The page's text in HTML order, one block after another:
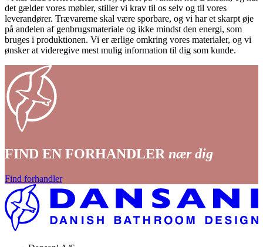
det gælder vores møbler, stiller vi krav til os selv og til vores
leverandører. Trævarerne skal være sporbare, og vi har et skarpt øje
på andelen af genbrugsmateriale og ikke mindst den energi, som
bruges i produktionen. Vi er ærlige omkring vores materialer, og vi
ønsker at videregive mest mulig information til dig som kunde.
FIND EN FORHANDLER nær dig
Find forhandler